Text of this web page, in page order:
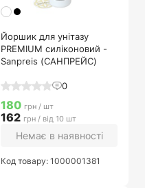
Йоршик для унітазу
PREMIUM силіконовий -
Sanpreis (САНПРЕЙС)
0
180 грн / шт
162 грн / від 10 шт
Немає в наявності
Код товару: 1000001381